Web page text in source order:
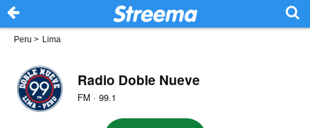
Peru > Lima
Radio Doble Nueve
FM · 99.1